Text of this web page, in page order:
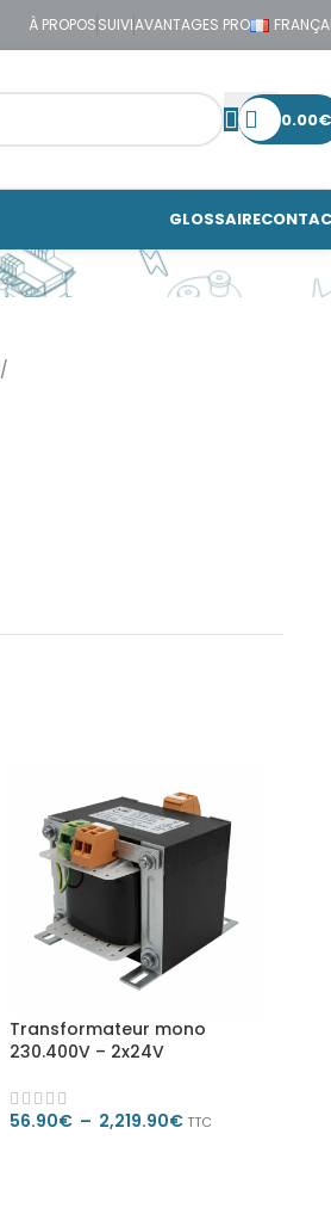
À PROPOSSUIVIAVANTAGES PRO
0.00€
GLOSSAIRE
Transformateur mono
230.400V – 2x24V
56.90€ – 2,219.90€TTC